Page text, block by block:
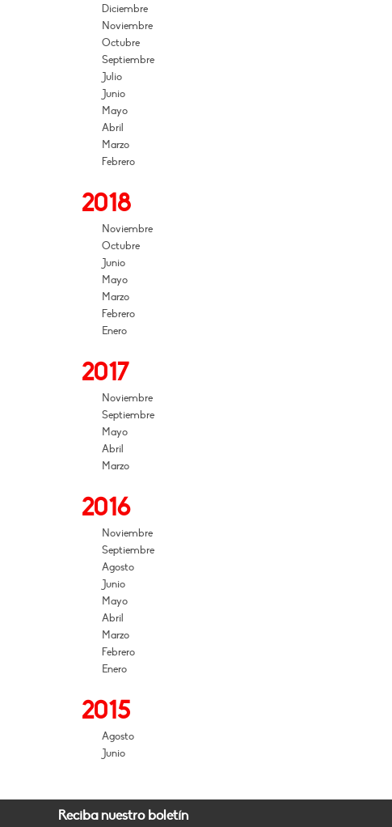
Diciembre
Noviembre
Octubre
Septiembre
Julio
Junio
Mayo
Abril
Marzo
Febrero
2018
Noviembre
Octubre
Junio
Mayo
Marzo
Febrero
Enero
2017
Noviembre
Septiembre
Mayo
Abril
Marzo
2016
Noviembre
Septiembre
Agosto
Junio
Mayo
Abril
Marzo
Febrero
Enero
2015
Agosto
Junio
Reciba nuestro boletín